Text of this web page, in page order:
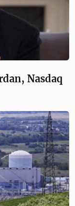
Nasdaq